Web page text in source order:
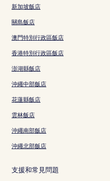
新加坡飯店
關島飯店
澳門特別行政區飯店
香港特別行政區飯店
澎湖縣飯店
沖繩中部飯店
花蓮縣飯店
雲林飯店
沖繩南部飯店
沖繩北部飯店
支援和常見問題